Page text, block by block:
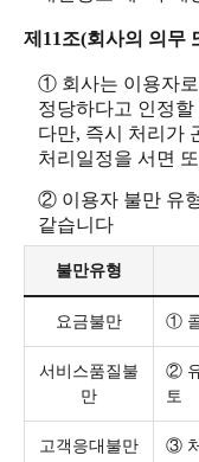
제11조(회사의 의무
① 회사는 이용자로
정당하다고 인정
다만, 즉시 처리가
처리일정을 서면
② 이용자 불만 유
같습니다
불만유형
요금불만 ①
서비스품질불
만
②
토
고객응대불만 ③